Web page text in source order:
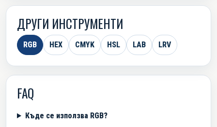
ДРУГИ ИНСТРУМЕНТИ
RGB HEX CMYK HSL LAB LRV
FAQ
Къде се използва RGB?